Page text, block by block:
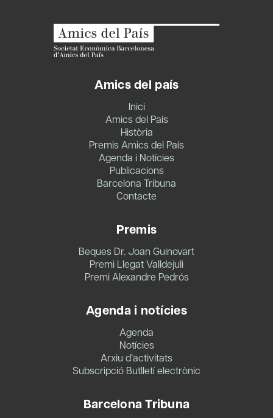
Amics del país
Inici
Amics del País
Història
Premis Amics del País
Agenda i Notícies
Publicacions
Barcelona Tribuna
Contacte
Premis
Beques Dr. Joan Guinovart
Premi Llegat Valldejuli
Premi Alexandre Pedrós
Agenda i notícies
Agenda
Notícies
Arxiu d’activitats
Subscripció Butlletí electrònic
Barcelona Tribuna